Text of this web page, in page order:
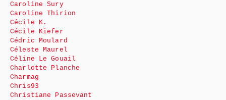
Caroline Sury
Caroline Thirion
Cécile K.
Cécile Kiefer
Cédric Moulard
Céleste Maurel
Céline Le Gouail
Charlotte Planche
Charmag
Chris93
Christiane Passevant